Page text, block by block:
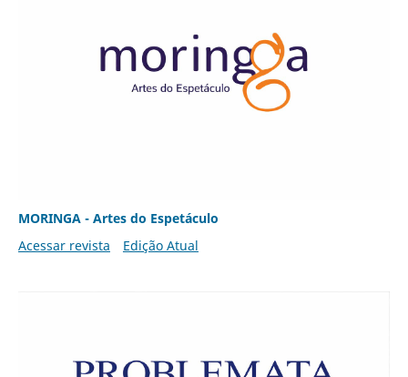
MORINGA - Artes do Espetáculo
Acessar revista
Edição Atual